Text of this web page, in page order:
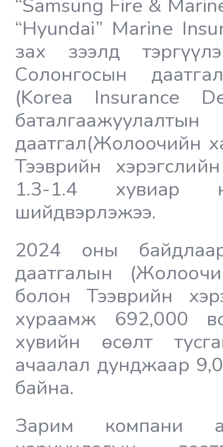
“Samsung Fire &
“Hyundai” Marine
зах зээлд
Солонгосын
(Korea Insurance
даатгал(Жолоочийн
Тээврийн
1.3-1.4 хувиар
шийдвэрлэжээ.
2024 оны
даатгалын
болон Тээврийн
хураамж 692,000
хувийн өсөлт
ачаалал дунджаар
байна.
Зарим компани